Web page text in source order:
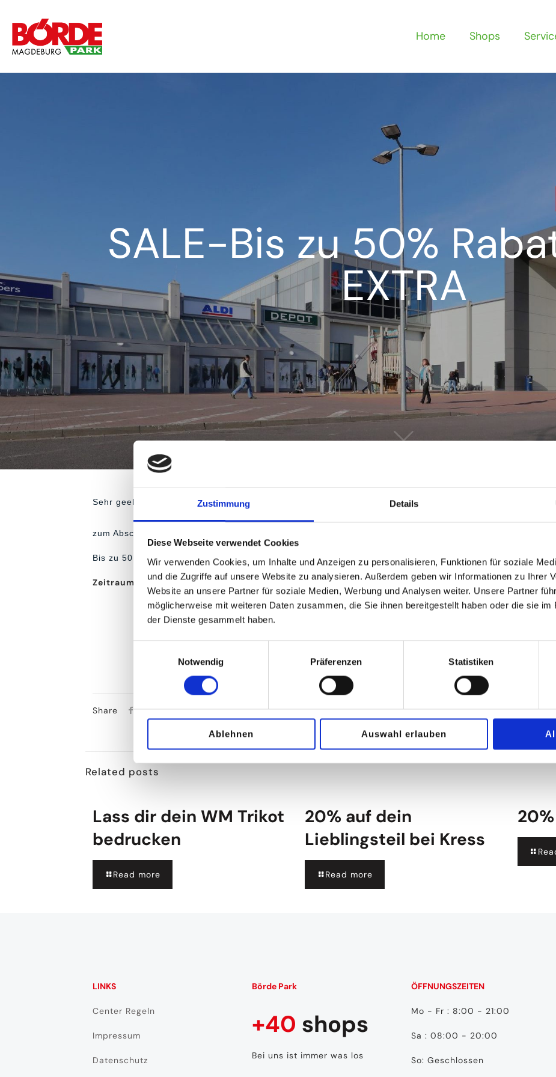
Zustimmung Details
Diese Webseite verwendet Cookies
Wir verwenden Cookies, um Inhalte und Anzeigen zu personalisieren, Funktionen für soziale
und die Zugriffe auf unsere Website zu analysieren. Außerdem geben wir Informationen zu Ihrer
Website an unsere Partner für soziale Medien, Werbung und Analysen weiter. Unsere Partner
möglicherweise mit weiteren Daten zusammen, die Sie ihnen bereitgestellt haben oder die sie im
der Dienste gesammelt haben.
Notwendig
Präferenzen Statistiken
Ablehnen Auswahl erlauben
Home Shops
SALE-Bis zu 50%
EXTRA
Sehr geehrte Damen und Herren,
zum Abschluss der Frühjahrs-Saison 2025 geben wir unseren Kunden die Chance, sich die besten
Bis zu 50 % Rabatt + 10 % Rabatt ab dem Kauf von 3 Teilen.
Zeitraum : bis 31.08.2025
Share
Related posts
Lass dir dein WM Trikot
bedrucken
Read more
20% auf dein
Lieblingsteil bei Kress
Read more
LINKS
Center Regeln
Impressum
Datenschutz
Börde Park
+40 shops
Bei uns ist immer was los
ÖFFNUNGSZEITEN
Mo - Fr : 8:00 - 21:00
Sa : 08:00 - 20:00
So: Geschlossen